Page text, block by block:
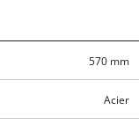
570 mm
Acier